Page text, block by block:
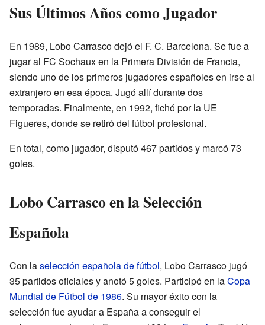
Sus Últimos Años como Jugador
En 1989, Lobo Carrasco dejó el F. C. Barcelona. Se fue a
jugar al FC Sochaux en la Primera División de Francia,
siendo uno de los primeros jugadores españoles en irse al
extranjero en esa época. Jugó allí durante dos
temporadas. Finalmente, en 1992, fichó por la UE
Figueres, donde se retiró del fútbol profesional.
En total, como jugador, disputó 467 partidos y marcó 73
goles.
Lobo Carrasco en la Selección
Española
Con laselección española de fútbol, Lobo Carrasco jugó
35 partidos oficiales y anotó 5 goles. Participó en laCopa
Mundial de Fútbol de 1986. Su mayor éxito con la
selección fue ayudar a España a conseguir el